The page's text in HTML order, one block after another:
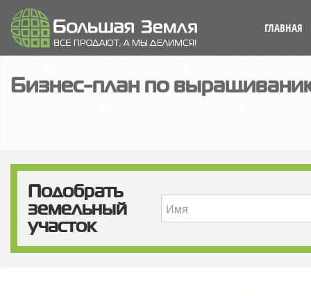
ГЛАВНАЯ
Бизнес-план по
Подобрать
земельный
участок